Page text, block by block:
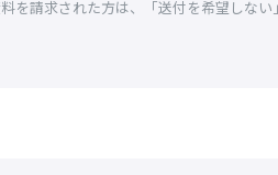
を請求された方は、「送付を希望しな